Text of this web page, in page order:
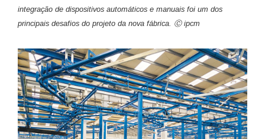
integração de dispositivos automáticos e manuais foi um dos
principais desafios do projeto da nova fábrica. Ⓒ ipcm